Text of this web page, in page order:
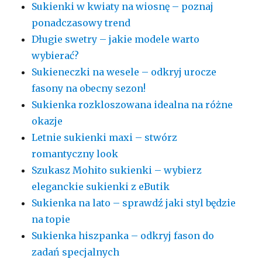
Sukienki w kwiaty na wiosnę – poznaj
ponadczasowy trend
Długie swetry – jakie modele warto
wybierać?
Sukieneczki na wesele – odkryj urocze
fasony na obecny sezon!
Sukienka rozkloszowana idealna na różne
okazje
Letnie sukienki maxi – stwórz
romantyczny look
Szukasz Mohito sukienki – wybierz
eleganckie sukienki z eButik
Sukienka na lato – sprawdź jaki styl będzie
na topie
Sukienka hiszpanka – odkryj fason do
zadań specjalnych